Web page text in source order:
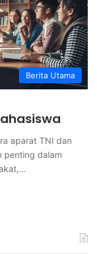
Berita Utama
aparat TNI dan
penting dalam